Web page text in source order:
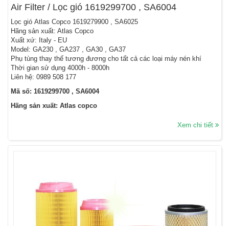
Air Filter / Lọc gió 1619299700 , SA6004
Lọc gió Atlas Copco 1619279900 , SA6025
Hãng sản xuất: Atlas Copco
Xuất xứ: Italy - EU
Model: GA230 , GA237 , GA30 , GA37
Phụ tùng thay thế tương đương cho tất cả các loại máy nén khí
Thời gian sử dụng 4000h - 8000h
Liên hệ: 0989 508 177
Mã số: 1619299700 , SA6004
Hãng sản xuất: Atlas copco
Xem chi tiết